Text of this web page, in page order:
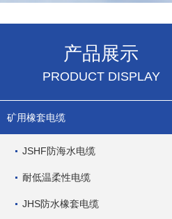
产品展示
PRODUCT DISPLAY
矿用橡套电缆
JSHF防海水电缆
耐低温柔性电缆
JHS防水橡套电缆